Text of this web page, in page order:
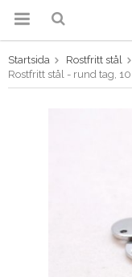
Startsida Rostfritt stål
Rostfritt stål - rund tag,